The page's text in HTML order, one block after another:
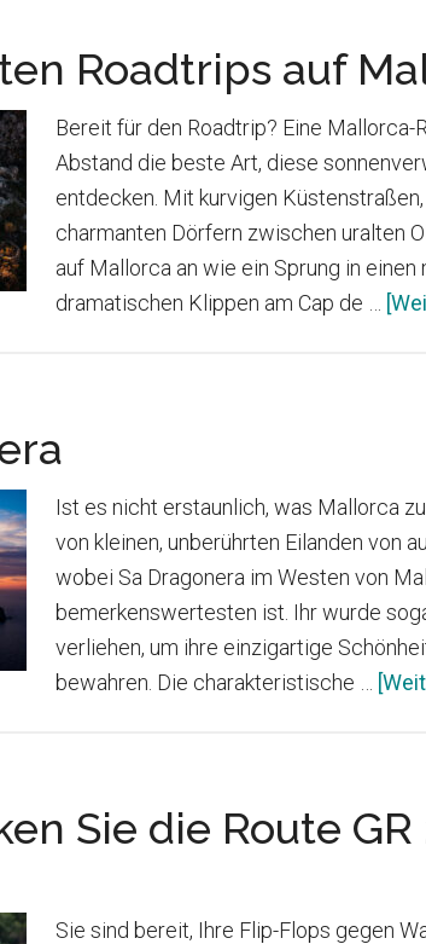
Roadtrips auf
Bereit für den Roadtrip? Eine
Abstand die beste Art, diese
entdecken. Mit kurvigen
charmanten Dörfern zwischen uralten
auf Mallorca an wie ein Sprung in einen
dramatischen Klippen am Cap de …
Ist es nicht erstaunlich, was Mallorca
von kleinen, unberührten Eilanden von
wobei Sa Dragonera im Westen von
bemerkenswertesten ist. Ihr wurde
verliehen, um ihre einzigartige
bewahren. Die charakteristische …
Sie die Route GR
Sie sind bereit, Ihre Flip-Flops gegen